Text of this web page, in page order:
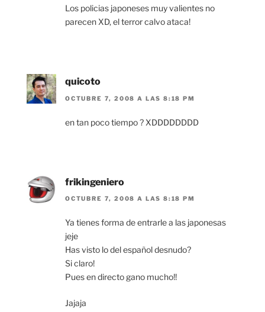
Los policias japoneses muy valientes no
parecen XD, el terror calvo ataca!
quicoto
OCTUBRE 7, 2008 A LAS 8:18 PM
en tan poco tiempo ? XDDDDDDDD
frikingeniero
OCTUBRE 7, 2008 A LAS 8:18 PM
Ya tienes forma de entrarle a las japonesas
jeje
Has visto lo del español desnudo?
Si claro!
Pues en directo gano mucho!!
Jajaja